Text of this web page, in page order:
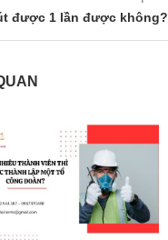
được 1 lần được không?